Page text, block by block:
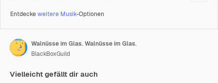
Entdeckeweitere Musik-Optionen
Walnüsse im Glas. Walnüsse im Glas.
BlackBoxGuild
Vielleicht gefällt dir auch